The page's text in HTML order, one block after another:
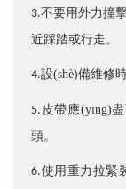
3.不要用外力撞
近踩踏或行走。
4.設(shè)備維修時
5. 皮帶應(yīng)
頭。
6.使用重力拉緊